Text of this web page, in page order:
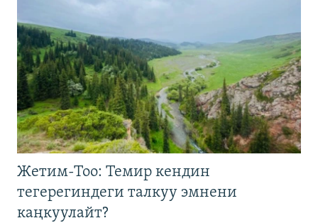
Жетим-Тоо: Темир кендин
тегерегиндеги талкуу эмнени
каңкуулайт?